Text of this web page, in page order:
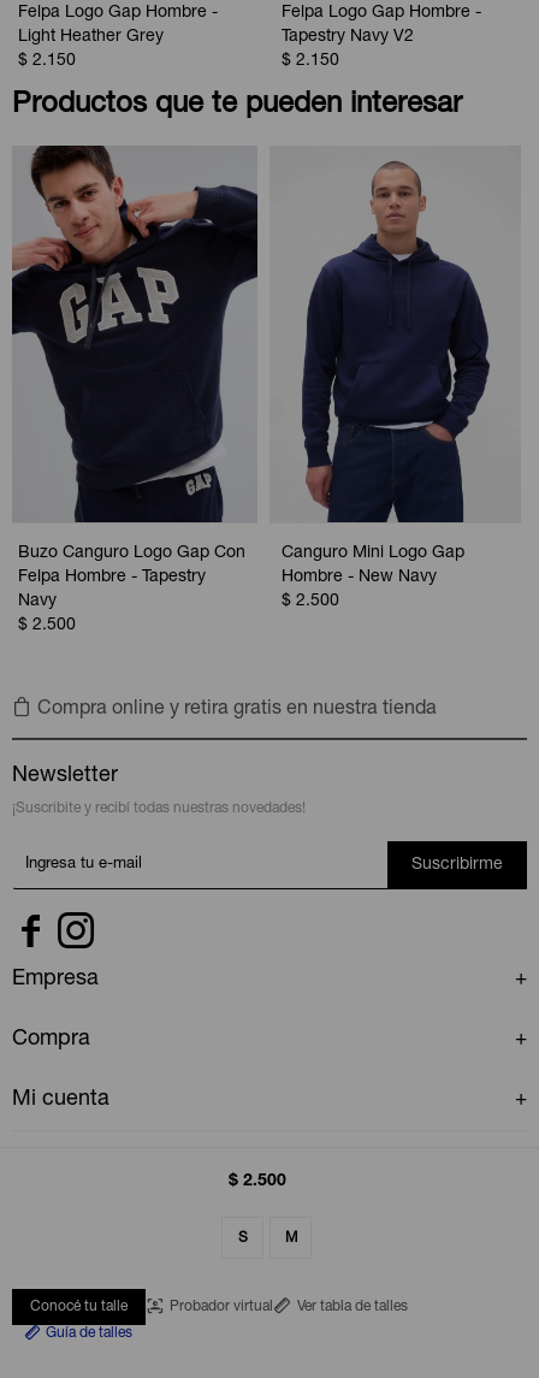
$ 2.500
S M
Conocé tu talle Probador virtual
Ver tabla de talles
Guía de talles
Felpa Logo Gap Hombre -
Light Heather Grey
$ 2.150
Felpa Logo Gap Hombre -
Tapestry Navy V2
$ 2.150
Productos que te pueden interesar
Buzo Canguro Logo Gap Con
Felpa Hombre - Tapestry
Navy
$ 2.500
Canguro Mini Logo Gap
Hombre - New Navy
$ 2.500
Compra online y retira gratis en nuestra tienda
Newsletter
¡Suscribite y recibí todas nuestras novedades!
Suscribirme
 
Empresa
Compra
Mi cuenta